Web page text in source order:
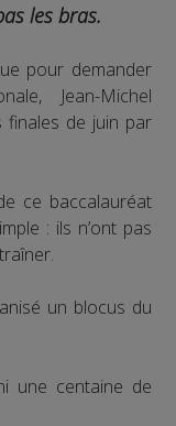
les bras.
pour demander
Jean-Michel
finales de juin par
ce baccalauréat
: ils n’ont pas
un blocus du
une centaine de